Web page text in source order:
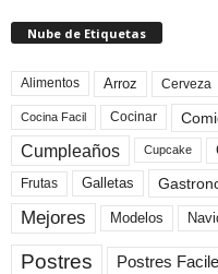
Nube de Etiquetas
Alimentos Arroz Cerveza
Cocina Facil Cocinar
Cumpleaños Cupcake
Frutas Galletas
Mejores Modelos
Postres Postres